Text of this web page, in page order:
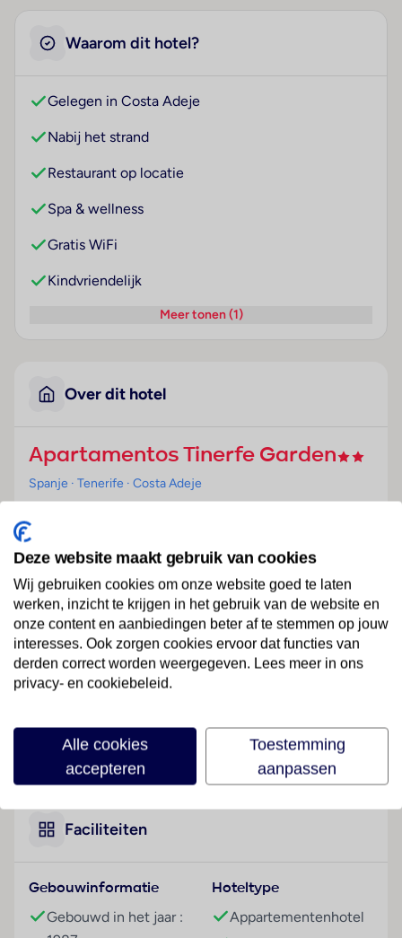
Waarom dit hotel?
Gelegen in Costa Adeje
Nabij het strand
Restaurant op locatie
Spa & wellness
Gratis WiFi
Kindvriendelijk
Meer tonen (1)
Over dit hotel
Apartamentos Tinerfe Garden
Spanje · Tenerife · Costa Adeje
Ligging
Dit appartementencomplex ligt in het toeristische
centrum van Costa Adeje, slechts ongeveer 500 m
van het strand. Het vakantiecentrum met
verschillende winkelmogelijkheden is gemakkelijk na
een korte wandeling te bereiken. Ook direct bij het
complex bevinden zich verschillende winkelszones
met bars, restaurants en een afwisselend nachtleven.
m afstand. Naar het toeristische centrum van Playa de
las Americas is het ongeveer 1 km. De luchthaven
Tenerife-zuid bereikt u na ongeveer 15 minuten met
Hotelfaciliteiten
achter de 24-uurs receptie in de ontvangstruimte is
graag bij alle vragen behulpzaam. Een bagagedepot,
Faciliteiten
Gebouwinformatie
Gebouwd in het jaar :
Hoteltype
Appartementenhotel
Deze website maakt gebruik van cookies
Wij gebruiken cookies om onze website goed te laten
werken, inzicht te krijgen in het gebruik van de website en
onze content en aanbiedingen beter af te stemmen op jouw
interesses. Ook zorgen cookies ervoor dat functies van
derden correct worden weergegeven. Lees meer in ons
privacy- en cookiebeleid.
Alle cookies
accepteren
Toestemming
aanpassen